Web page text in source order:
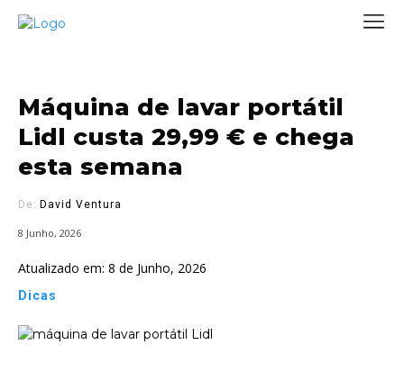
Máquina de lavar portátil
Lidl custa 29,99 € e chega
esta semana
De: David Ventura
8 Junho, 2026
Atualizado em: 8 de Junho, 2026
Dicas